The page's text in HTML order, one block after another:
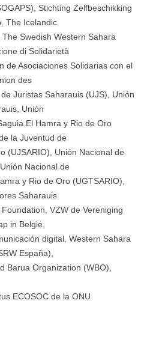
Stichting Zelfbeschikking
The Icelandic
Swedish Western Sahara
di Solidarietà
de Asociaciones Solidarias con el
des
Juristas Saharauis (UJS), Unión
Unión
El Hamra y Rio de Oro
la Juventud de
(UJSARIO), Unión Nacional de
Nacional de
y Rio de Oro (UGTSARIO),
Saharauis
VZW de Vereniging
in Belgie,
digital, Western Sahara
España),
Barua Organization (WBO),
ECOSOC de la ONU